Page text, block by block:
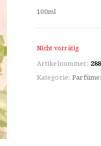
100ml
Nicht vorrätig
Artikelnummer:
Kategorie: